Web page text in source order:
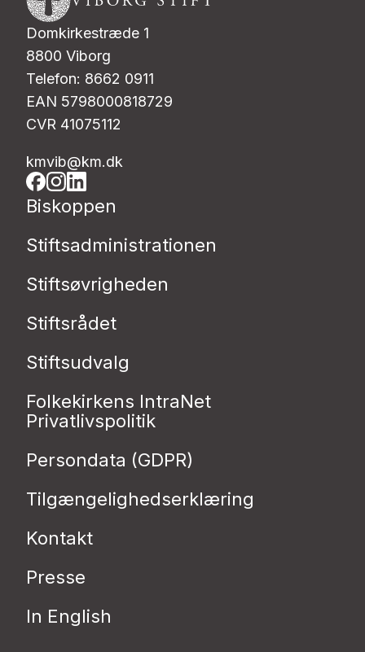
Domkirkestræde 1
8800 Viborg
Telefon: 8662 0911
EAN 5798000818729
CVR 41075112
kmvib@km.dk
Biskoppen
Stiftsadministrationen
Stiftsøvrigheden
Stiftsrådet
Stiftsudvalg
Folkekirkens IntraNet
Privatlivspolitik
Persondata (GDPR)
Tilgængelighedserklæring
Kontakt
Presse
In English